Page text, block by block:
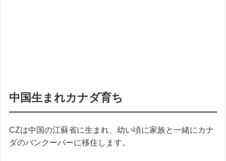
中国生まれカナダ育ち
CZは中国の江蘇省に生まれ、幼い頃に家族と一緒にカナ
ダのバンクーバーに移住します。